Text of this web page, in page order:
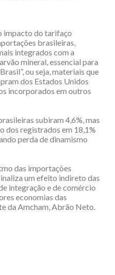
impacto do tarifaço
brasileiras,
integrados com a
mineral, essencial para
ou seja, materiais que
dos Estados Unidos
incorporados em outros
subiram 4,6%, mas
dos registrados em 18,1%
perda de dinamismo
das importações
um efeito indireto das
integração e de comércio
economias das
da Amcham, Abrão Neto.